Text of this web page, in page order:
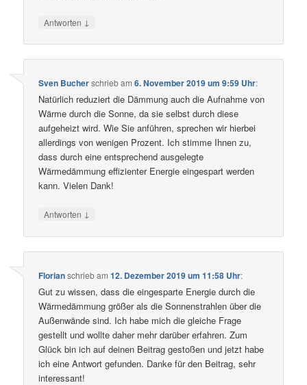
Antworten ↓
Sven Bucherschriebam6. November 2019 um 9:59 Uhr:
Natürlich reduziert die Dämmung auch die Aufnahme von
Wärme durch die Sonne, da sie selbst durch diese
aufgeheizt wird. Wie Sie anführen, sprechen wir hierbei
allerdings von wenigen Prozent. Ich stimme Ihnen zu,
dass durch eine entsprechend ausgelegte
Wärmedämmung effizienter Energie eingespart werden
kann. Vielen Dank!
Antworten ↓
Florianschriebam12. Dezember 2019 um 11:58 Uhr:
Gut zu wissen, dass die eingesparte Energie durch die
Wärmedämmung größer als die Sonnenstrahlen über die
Außenwände sind. Ich habe mich die gleiche Frage
gestellt und wollte daher mehr darüber erfahren. Zum
Glück bin ich auf deinen Beitrag gestoßen und jetzt habe
ich eine Antwort gefunden. Danke für den Beitrag, sehr
interessant!